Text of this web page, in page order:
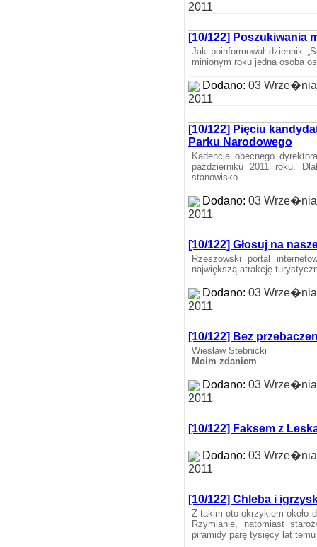
2011
[10/122] Poszukiwania
Jak poinformował dziennik
minionym roku jedna osoba
Dodano: 03 Wrze�nia
2011
[10/122] Pięciu
Parku Narodowego
Kadencja obecnego
październiku 2011 roku.
stanowisko.
Dodano: 03 Wrze�nia
2011
[10/122] Głosuj na
Rzeszowski portal
największą atrakcję
Dodano: 03 Wrze�nia
2011
[10/122] Bez
Wiesław Stebnicki
Moim zdaniem
Dodano: 03 Wrze�nia
2011
[10/122] Faksem z
Dodano: 03 Wrze�nia
2011
[10/122] Chleba i
Z takim oto okrzykiem około
Rzymianie, natomiast
piramidy parę tysięcy lat